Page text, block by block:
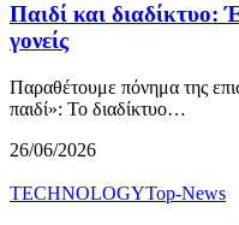
Παιδί και διαδίκτυο:
γονείς
Παραθέτουμε πόνημα της
παιδί»: Το διαδίκτυο…
26/06/2026
TECHNOLOGYTop-News